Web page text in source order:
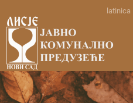
content
latinica